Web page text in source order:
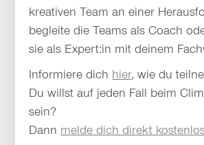
kreativen Team an einer
begleite die Teams als Coach
sie als Expert:in mit deinem
Informiere dich hier, wie du
Du willst auf jeden Fall beim
sein?
Dann melde dich direkt